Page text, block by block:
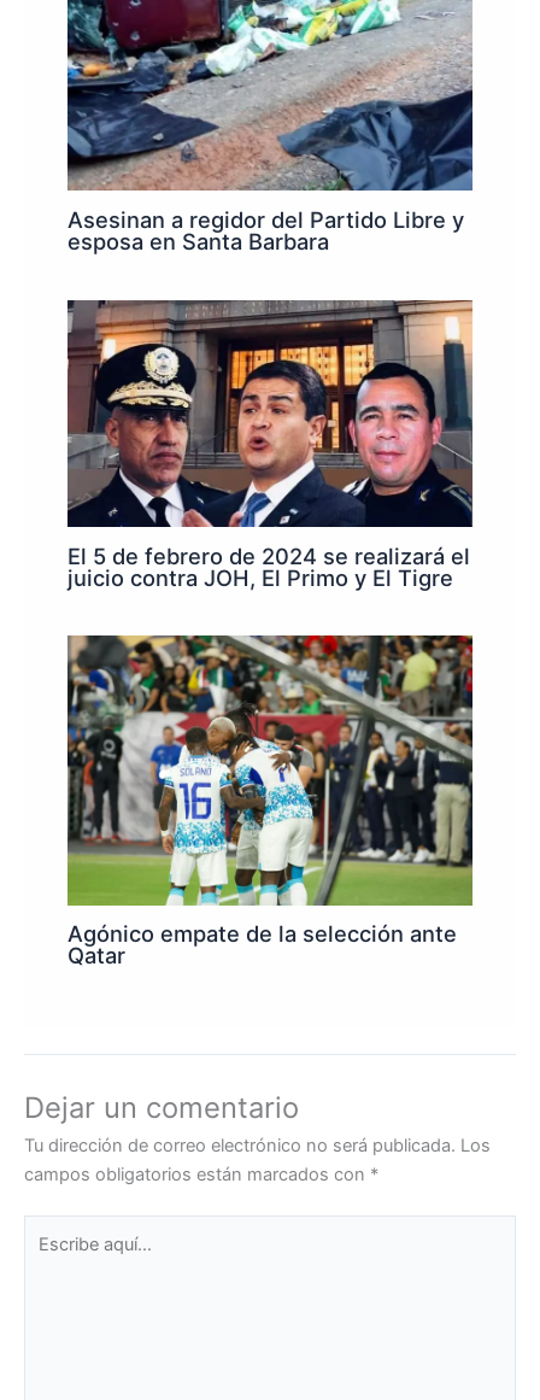
Asesinan a regidor del Partido Libre y
esposa en Santa Barbara
El 5 de febrero de 2024 se realizará el
juicio contra JOH, El Primo y El Tigre
Agónico empate de la selección ante
Qatar
Dejar un comentario
Tu dirección de correo electrónico no será publicada. Los
campos obligatorios están marcados con *
aquí...